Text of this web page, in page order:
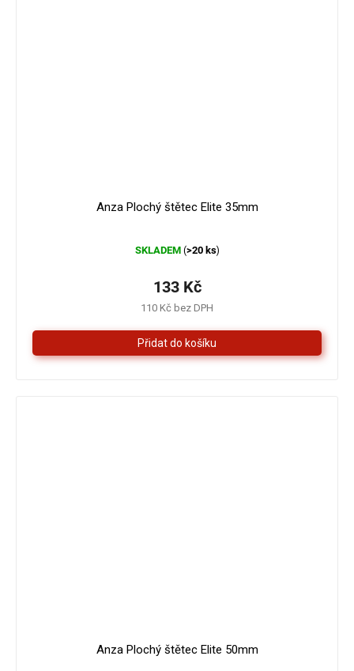
Anza Plochý štětec Elite 35mm
hodnocení
je
z
5
hvězdiček.
SKLADEM (>20 ks)
110 Kč bez DPH
133 Kč
Anza Plochý štětec Elite 50mm